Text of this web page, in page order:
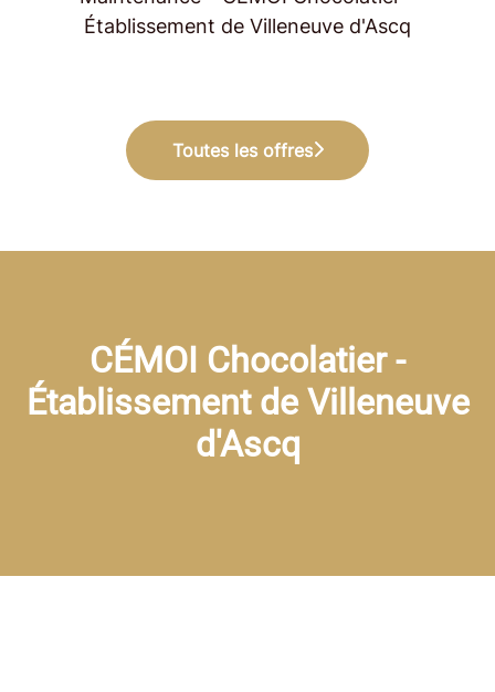
Établissement de Villeneuve d'Ascq
Toutes les offres
CÉMOI Chocolatier -
Établissement de Villeneuve
d'Ascq